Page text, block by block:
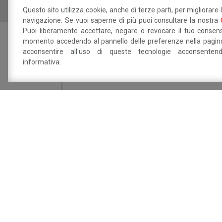
Sei
Questo sito utilizza cookie, anche di terze parti, per migliorare
navigazione. Se vuoi saperne di più puoi consultare la nostra
Puoi liberamente accettare, negare o revocare il tuo
momento accedendo al pannello delle preferenze nella
acconsentire all'uso di queste tecnologie
informativa.